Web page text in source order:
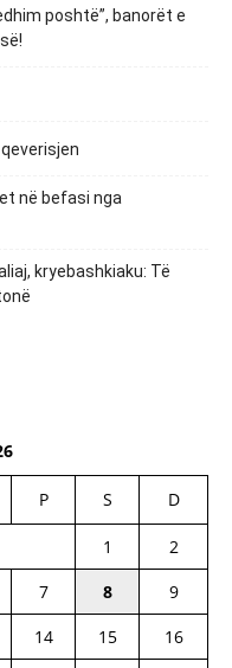
poshtë”, banorët e
në befasi nga
kryebashkiaku: Të
P S D
1
2
7 8
9
14 15
16